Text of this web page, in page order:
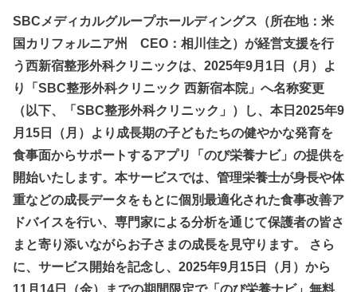
SBCメディカルグループホールディングス（所在地：米
国カリフォルニア州 CEO：相川佳之）が経営支援を行
う西新宿整形外科クリニックは、2025年9月1日（月）よ
り「SBC整形外科クリニック 西新宿本院」へ名称変更
（以下、「SBC整形外科クリニック」）し、本日2025年9
月15日（月）より成長期の子どもたちの健やかな発育を
食事面からサポートするアプリ「のび栄養ナビ」の提供を
開始いたします。本サービスでは、管理栄養士が身長や体
重などの成長データをもとに個別最適化された食事改善ア
ドバイスを行い、専門家による分析を通じて保護者の皆さ
まと寄り添いながらお子さまの成長を見守ります。 さら
に、サービス開始を記念し、2025年9月15日（月）から